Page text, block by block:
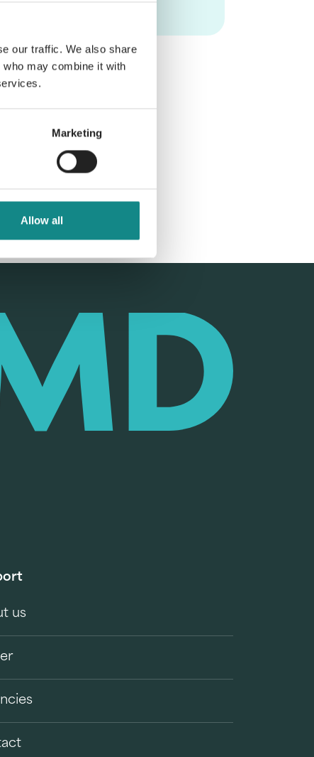
our traffic. We also share
may combine it with
Marketing
Allow all
us